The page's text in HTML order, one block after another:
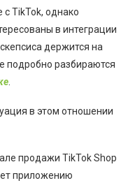
с TikTok, однако
в интеграции
держится на
подробно разбираются
в этом отношении
продажи TikTok Shop
приложению